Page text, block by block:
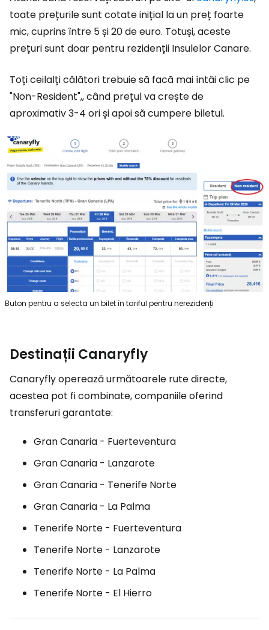
toate prețurile sunt cotate inițial la un preț foarte
mic, cuprins între 5 și 20 de euro. Totuși, aceste
prețuri sunt doar pentru rezidenții Insulelor Canare.
Toți ceilalți călători trebuie să facă mai întâi clic pe
"Non-Resident",, când prețul va crește de
aproximativ 3-4 ori și apoi să cumpere biletul.
Buton pentru a selecta un bilet în tariful pentru nerezidenți
Destinații Canaryfly
Canaryfly operează următoarele rute directe,
acestea pot fi combinate, companiile oferind
transferuri garantate:
Gran Canaria - Fuerteventura
Gran Canaria - Lanzarote
Gran Canaria - Tenerife Norte
Gran Canaria - La Palma
Tenerife Norte - Fuerteventura
Tenerife Norte - Lanzarote
Tenerife Norte - La Palma
Tenerife Norte - El Hierro